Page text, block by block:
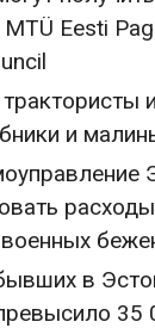
Eesti
и
в
35